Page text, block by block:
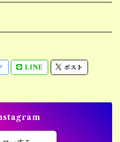
LINE ポスト